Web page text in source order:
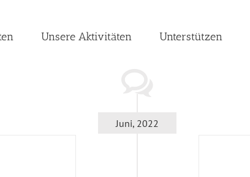
Unsere Aktivitäten Unterstützen
Juni, 2022